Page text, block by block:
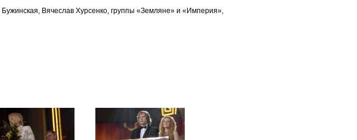
Вячеслав Хурсенко, группы «Земляне» и «Империя»,